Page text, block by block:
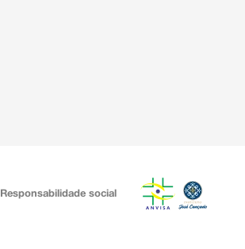
Responsabilidade social